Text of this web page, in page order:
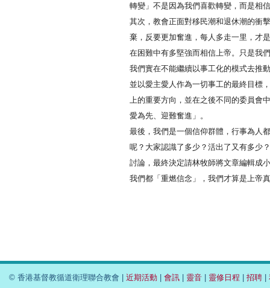
轉變」不是因為我們喜歡轉變，而是相
其次，教會正面對移民潮和退休潮的衝
棄，反要更加奮進，每人多走一里，才
在困難中有多堅強而相信上帝。只是我
我們實在不能繼續以事工化的模式去推
並以愛主愛人作為一切事工的最終目標
上的重要方向，並在之後不同的委員會
愛為先、迎難奮進」。
最後，我們是一個信仰群體，行事為人
呢？大家認識了多少？活出了又有多少
討論，最終決定請林牧師將文章編輯成
我們都「重燃信念」，我們才算是上帝
© 香港基督教循道衛理聯合教會 | 近期活動 會訊 靈音 靈修日程 招聘